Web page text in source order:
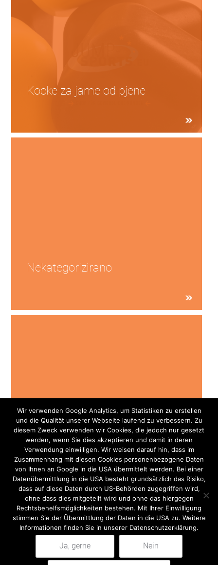
Kocke za jame od pjene
Nekategorizirano
Oprema za unutarnja igrališta i
događaje
Wir verwenden Google Analytics, um Statistiken zu erstellen
und die Qualität unserer Webseite laufend zu verbessern. Zu
diesem Zweck verwenden wir Cookies, die jedoch nur gesetzt
werden, wenn Sie dies akzeptieren und damit in deren
Verwendung einwilligen. Wir weisen darauf hin, dass im
Zusammenhang mit diesen Cookies personenbezogene Daten
von Ihnen an Google in die USA übermittelt werden. Bei einer
Datenübermittlung in die USA besteht grundsätzlich das Risiko,
dass auf diese Daten durch US-Behörden zugegriffen wird,
ohne dass dies mitgeteilt wird und ohne das hiergegen
Rechtsbehelfsmöglichkeiten bestehen. Mit Ihrer Einwilligung
stimmen Sie der Übermittlung der Daten in die USA zu. Weitere
Informationen finden Sie in unserer Datenschutzerklärung.
Ja, gerne Nein